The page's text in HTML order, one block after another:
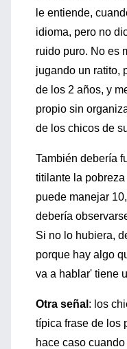
le entiende,
idioma, pero no
ruido puro. No es
jugando un ratito,
de los 2 años, y
propio sin
de los chicos de
También debería
titilante la
puede manejar
debería
Si no lo hubiera,
porque hay algo
va a hablar' tiene
Otra señal : los
típica frase de los
hace caso